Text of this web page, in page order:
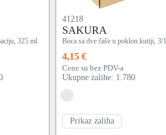
325 ml
41218
SAKURA
Boca sa dve čaše u poklon kutiji, 3/1
4,15 €
Cene su bez PDV-a
Ukupne zalihe: 1.780
Prikaz zaliha